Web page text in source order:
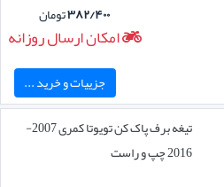
۳۸۲/۴۰۰تومان
امکان ارسال روزانه
جزییات و خرید ...
تیغه برف پاک کن تویوتا کمری 2007-
2016 چپ و راست